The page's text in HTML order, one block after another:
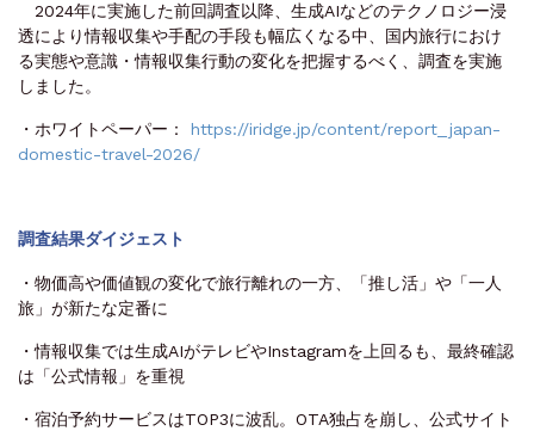
2024年に実施した前回調査以降、生成AIなどのテクノロジー浸
透により情報収集や手配の手段も幅広くなる中、国内旅行におけ
る実態や意識・情報収集行動の変化を把握するべく、調査を実施
しました。
・ホワイトペーパー： https://iridge.jp/content/report_japan-
domestic-travel-2026/
調査結果ダイジェスト
・物価高や価値観の変化で旅行離れの一方、「推し活」や「一人
旅」が新たな定番に
・情報収集では生成AIがテレビやInstagramを上回るも、最終確認
は「公式情報」を重視
・宿泊予約サービスはTOP3に波乱。OTA独占を崩し、公式サイト